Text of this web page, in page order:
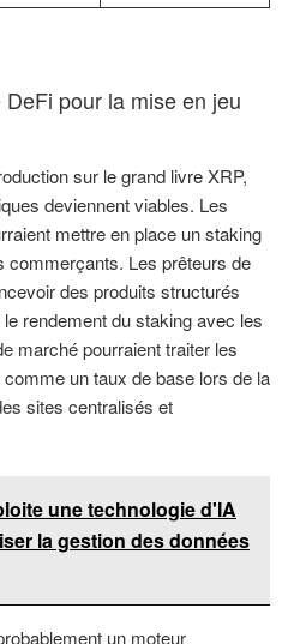
pour la mise en jeu
sur le grand livre XRP,
deviennent viables. Les
mettre en place un staking
commerçants. Les prêteurs de
des produits structurés
rendement du staking avec les
marché pourraient traiter les
un taux de base lors de la
sites centralisés et
une technologie d'IA
la gestion des données
un moteur